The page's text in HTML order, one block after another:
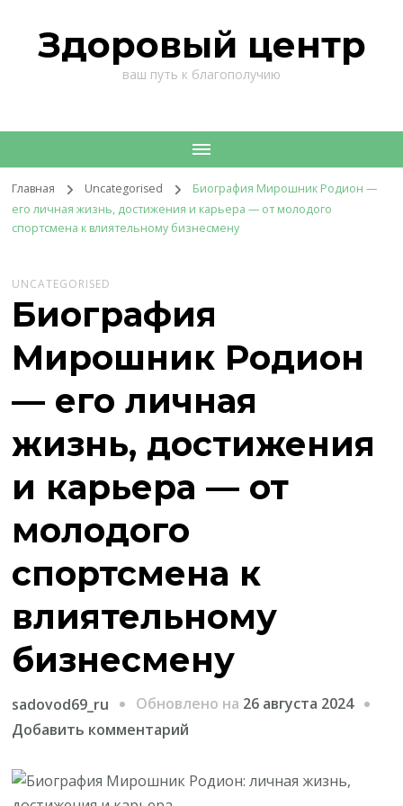
Здоровый центр
ваш путь к благополучию
Главная Uncategorised
Биография Мирошник Родион —
его личная жизнь, достижения и карьера — от молодого
спортсмена к влиятельному бизнесмену
UNCATEGORISED
Биография
Мирошник Родион
— его личная
жизнь, достижения
и карьера — от
молодого
спортсмена к
влиятельному
бизнесмену
sadovod69_ru Обновлено на 26 августа 2024
Добавить комментарий
Биография